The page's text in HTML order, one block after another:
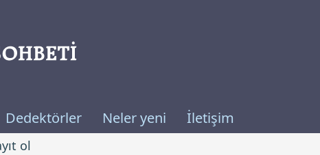
Dedektörler Neler yeni İletişim
ol